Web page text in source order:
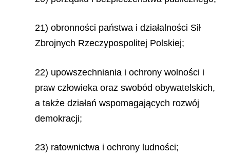
21) obronności państwa i działalności Sił
Zbrojnych Rzeczypospolitej Polskiej;
22) upowszechniania i ochrony wolności i
praw człowieka oraz swobód obywatelskich,
a także działań wspomagających rozwój
demokracji;
23) ratownictwa i ochrony ludności;